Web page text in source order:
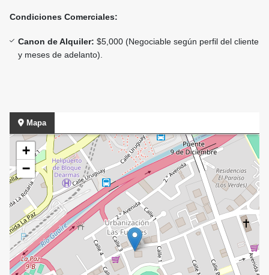
Condiciones Comerciales:
Canon de Alquiler: $5,000 (Negociable según perfil del cliente
y meses de adelanto).
Mapa
+
−